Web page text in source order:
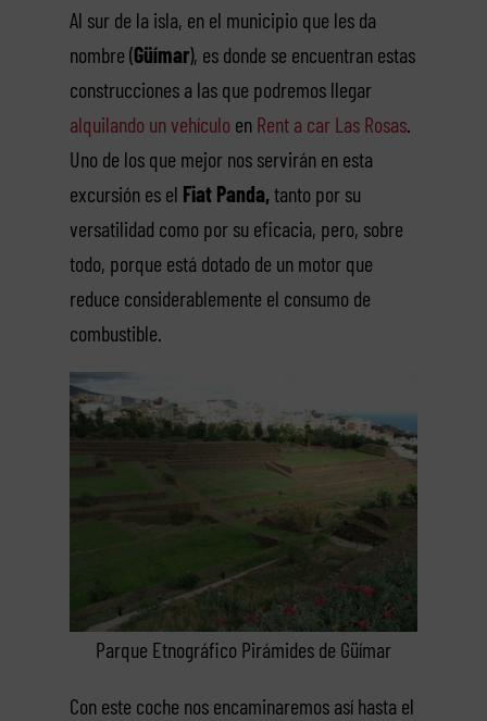
Al sur de la isla, en el municipio que les da
nombre (Güímar), es donde se encuentran estas
construcciones a las que podremos llegar
alquilando un vehículo en Rent a car Las Rosas.
Uno de los que mejor nos servirán en esta
excursión es el Fiat Panda,tanto por su
versatilidad como por su eficacia, pero, sobre
todo, porque está dotado de un motor que
reduce considerablemente el consumo de
combustible.
Parque Etnográfico Pirámides de Güímar
Con este coche nos encaminaremos así hasta el